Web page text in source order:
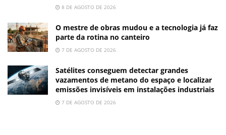
8 DE AGOSTO DE 2026
O mestre de obras mudou e a tecnologia já faz
parte da rotina no canteiro
7 DE AGOSTO DE 2026
Satélites conseguem detectar grandes
vazamentos de metano do espaço e localizar
emissões invisíveis em instalações industriais
7 DE AGOSTO DE 2026